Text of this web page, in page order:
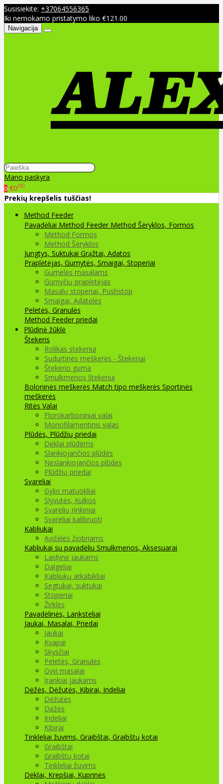
Susisiekite: +37064556365
Iki nemokamo pristatymo liko €121.00
Navigacija
Mano paskyra
0 €000
Prekių krepšelis tuščias!
Method Feeder
Pavadėliai Method Feeder Method Šėryklos, Formos
Method Formos
Method Šėryklos
Jungtys, Suktukai Grąžtai, Adatos
Praplėtėjas, Gumytės, Smaigai, Stoperiai
Gumelės masalams
Gumyčių prapletėjas
Masalų stoperiai, Pushstop
Smaigai, Adatėlės
Peletės, Granulės
Method Feeder priedai
Plūdinė žūklė
Štekeris
Rolikas stekeriui
Sudurtinės meškerės - Štekeriai
Štekerio guma
Smulkmenos štekeriui
Boloninės meškerės Match tipo meškerės Sportinės
meškerės
Ritės Valai
Florokarboniniai valai
Monofilamentinis valas
Plūdės, Plūdžių priedai
Dėklai plūdėms
Slankiojančios plūdės
Neslankiojančios plūdės
Plūdžių priedai
Svareliai
Gylio matuokliai
Slyvutės, Kulkos
Svarelių rinkiniai
Svareliai kalibruoti
Kabliukai
Avižėlės žiobriams
Kabliukai su pavadėliu Smulkmenos, Aksesuarai
Laidynė jaukams
Dalgeliai
Kabliukų atkabikliai
Segtukai, suktukai
Stoperiai
Žirklės
Pavadėlinės, Lanksteliai
Jaukai, Masalai, Priedai
Jaukai
Kvapai
Skysčiai
Peletės, Granulės
Gyvi masalai
Įrankiai jaukams
Dėžės, Dėžutės, Kibirai, Indeliai
Dėžutės
Dėžės
Indeliai
Kibirai
Tinkleliai žuvims, Graibštai, Graibštų kotai
Graibštai
Graibštų kotai
Tinkleliai žuvims
Dėklai, Krepšiai, Kuprinės